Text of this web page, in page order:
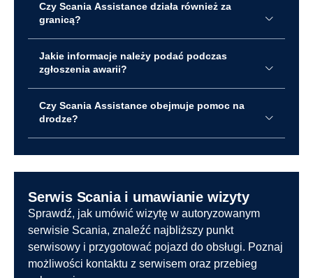
Czy Scania Assistance działa również za
granicą?
Jakie informacje należy podać podczas
zgłoszenia awarii?
Czy Scania Assistance obejmuje pomoc na
drodze?
Serwis Scania i umawianie wizyty
Sprawdź, jak umówić wizytę w autoryzowanym
serwisie Scania, znaleźć najbliższy punkt
serwisowy i przygotować pojazd do obsługi. Poznaj
możliwości kontaktu z serwisem oraz przebieg